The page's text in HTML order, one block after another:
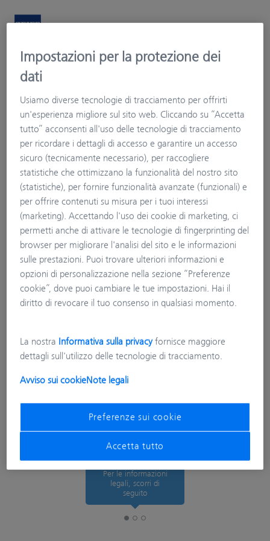
Ottica In
Dal 1994 a Settimo Milanese e Cornaredo
Il Mio Profilo Visivo
Per le informazioni
legali, scorri di
seguito
Impostazioni per la protezione dei
dati
Usiamo diverse tecnologie di tracciamento per offrirti
un'esperienza migliore sul sito web. Cliccando su “Accetta
tutto” acconsenti all'uso delle tecnologie di tracciamento
per ricordare i dettagli di accesso e garantire un accesso
sicuro (tecnicamente necessario), per raccogliere
statistiche che ottimizzano la funzionalità del nostro sito
(statistiche), per fornire funzionalità avanzate (funzionali) e
per offrire contenuti su misura per i tuoi interessi
(marketing). Accettando l'uso dei cookie di marketing, ci
permetti anche di attivare le tecnologie di fingerprinting del
browser per migliorare l'analisi del sito e le informazioni
sulle prestazioni. Puoi trovare ulteriori informazioni e
opzioni di personalizzazione nella sezione “Preferenze
cookie”, dove puoi cambiare le tue impostazioni. Hai il
diritto di revocare il tuo consenso in qualsiasi momento.
La nostra Informativa sulla privacyfornisce maggiore
dettagli sull'utilizzo delle tecnologie di tracciamento.
Avviso sui cookieNote legali
Preferenze sui cookie
Accetta tutto